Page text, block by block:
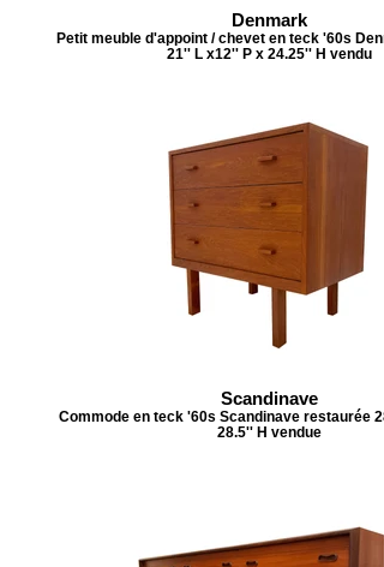
Denmark
Petit meuble d'appoint / chevet en teck '60s
21'' L x12'' P x 24.25'' H vendu
Scandinave
Commode en teck '60s Scandinave restaurée
28.5'' H vendue